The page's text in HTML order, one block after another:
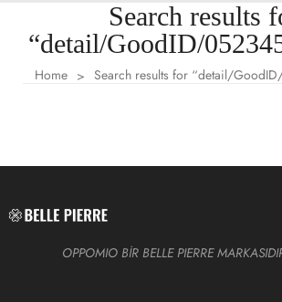
Search results
“detail/GoodID/
Home > Search results for “detail/
OPPOMIO BİR BELLE PIERRE